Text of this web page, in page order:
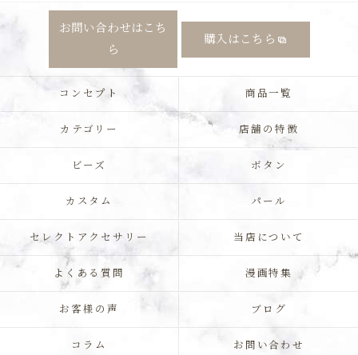
お問い合わせはこち
ら
購入はこちら
コンセプト 商品一覧
カテゴリー 店舗の特徴
ビーズ ボタン
カスタム パール
セレクトアクセサリー 当店について
よくある質問 漫画特集
お客様の声 ブログ
コラム お問い合わせ